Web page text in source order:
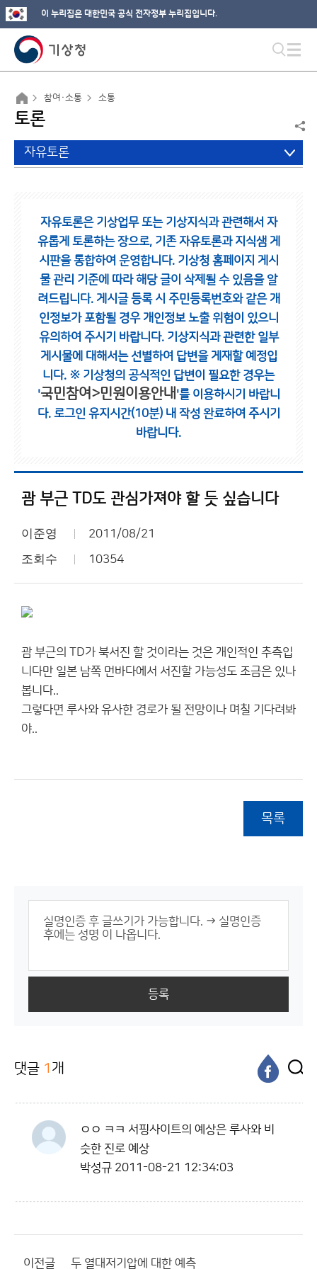
이 누리집은 대한민국 공식 전자정부 누리집입니다.
참여·소통 소통
토론
자유토론
자유토론은 기상업무 또는 기상지식과 관련해서 자
유롭게 토론하는 장으로, 기존 자유토론과 지식샘 게
시판을 통합하여 운영합니다. 기상청 홈페이지 게시
물 관리 기준에 따라 해당 글이 삭제될 수 있음을 알
려드립니다. 게시글 등록 시 주민등록번호와 같은 개
인정보가 포함될 경우 개인정보 노출 위험이 있으니
유의하여 주시기 바랍니다. 기상지식과 관련한 일부
게시물에 대해서는 선별하여 답변을 게재할 예정입
니다. ※ 기상청의 공식적인 답변이 필요한 경우는
'국민참여>민원이용안내 '를 이용하시기 바랍니
다. 로그인 유지시간(10분) 내 작성 완료하여 주시기
바랍니다.
괌 부근 TD도 관심가져야 할 듯 싶습니다
이준영 2011/08/21
조회수 10354
괌 부근의 TD가 북서진 할 것이라는 것은 개인적인 추측입
니다만 일본 남쪽 먼바다에서 서진할 가능성도 조금은 있나
봅니다..
그렇다면 루사와 유사한 경로가 될 전망이나 며칠 기다려봐
야..
목록
등록
댓글 1 개
ㅇㅇ ㅋㅋ 서핑사이트의 예상은 루사와 비
슷한 진로 예상
박성규 2011-08-21 12:34:03
이전글 두 열대저기압에 대한 예측